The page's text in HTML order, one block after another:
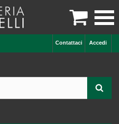

Accedi
Contattaci